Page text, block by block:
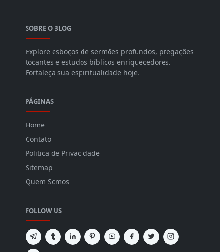
SOBRE O BLOG
Explore esboços de sermões profundos, pregações
tocantes e estudos bíblicos enriquecedores.
Fortaleça sua espiritualidade hoje.
PÁGINAS
Home
Contato
Politica de Privacidade
Sitemap
Quem Somos
FOLLOW US